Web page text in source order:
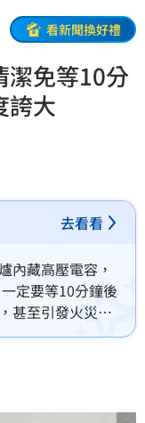
看新聞換好禮
潔免等10分
大
去看看
內藏高壓電容，
定要等10分鐘後
甚至引發火災的
大了。